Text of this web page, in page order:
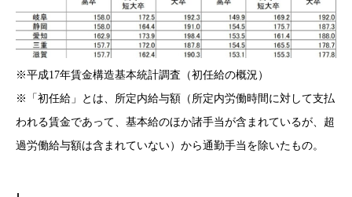
※平成17年賃金構造基本統計調査（初任給の概況）
※「初任給」とは、所定内給与額（所定内労働時間に対して支払
われる賃金であって、基本給のほか諸手当が含まれているが、超
過労働給与額は含まれていない）から通勤手当を除いたもの。